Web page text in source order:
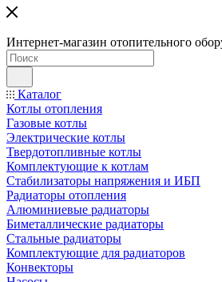
Интернет-магазин отопительного
Каталог
Котлы отопления
Газовые котлы
Электрические котлы
Твердотопливные котлы
Комплектующие к котлам
Стабилизаторы напряжения и ИБП
Радиаторы отопления
Алюминиевые радиаторы
Биметаллические радиаторы
Стальные радиаторы
Комплектующие для радиаторов
Конвекторы